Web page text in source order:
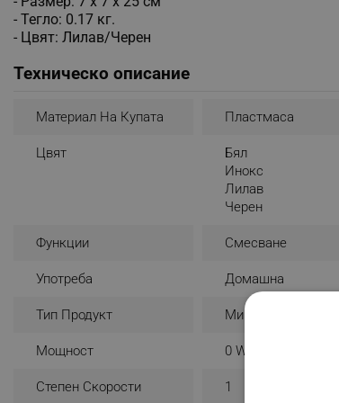
- Тегло: 0.17 кг.
- Цвят: Лилав/Черен
Техническо описание
Материал На Купата Пластмаса
Цвят
Бял
Инокс
Лилав
Черен
Функции Смесване
Употреба Домашна
Тип Продукт Миксер С Купа
Мощност 0 W
Степен Скорости 1